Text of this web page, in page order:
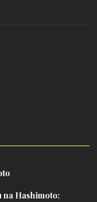
na Hashimoto: